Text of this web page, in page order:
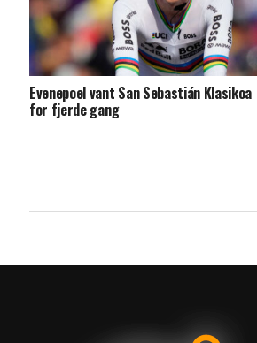
Evenepoel vant San Sebastián Klasikoa
for fjerde gang